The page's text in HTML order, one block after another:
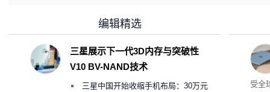
交
受全
编辑精选
三星展示下一代3D内存与突破性
V10 BV-NAND技术
三星中国开始收缩手机布局：30万元